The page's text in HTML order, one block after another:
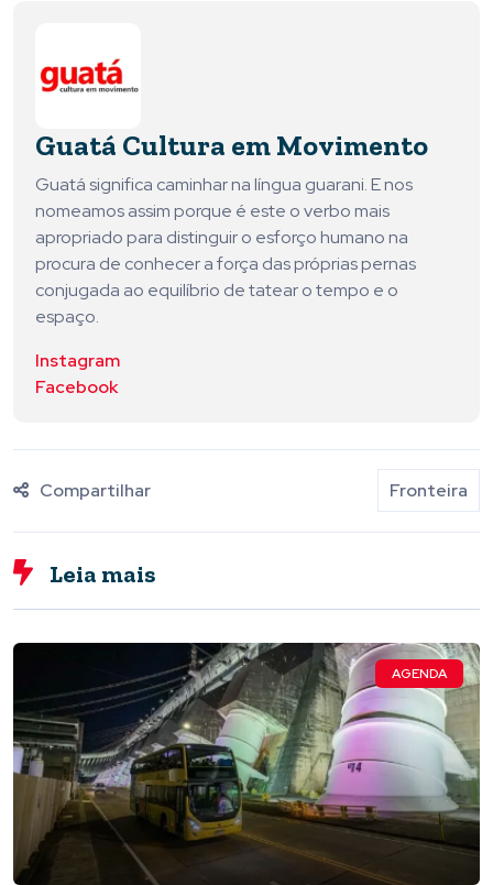
Guatá Cultura em Movimento
Guatá significa caminhar na língua guarani. E nos
nomeamos assim porque é este o verbo mais
apropriado para distinguir o esforço humano na
procura de conhecer a força das próprias pernas
conjugada ao equilíbrio de tatear o tempo e o
espaço.
Instagram
Facebook
Compartilhar Fronteira
Leia mais
AGENDA